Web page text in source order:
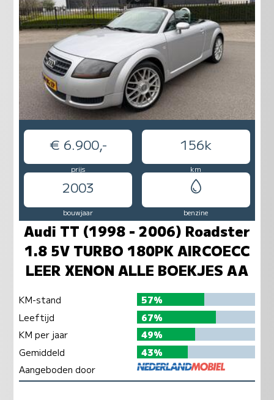
€ 6.900,- 156k
prijs km
2003
bouwjaar benzine
Audi TT (1998 - 2006) Roadster
1.8 5V TURBO 180PK AIRCOECC
LEER XENON ALLE BOEKJES AA
KM-stand
57%
Leeftijd
67%
KM per jaar
49%
Gemiddeld
43%
Aangeboden door